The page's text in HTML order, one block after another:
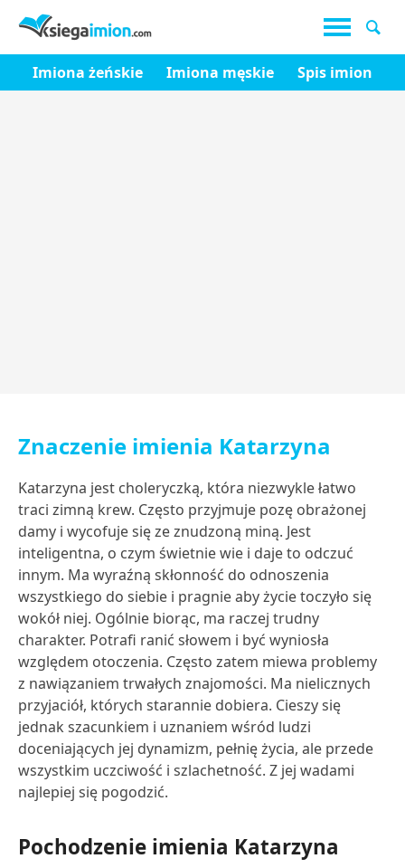
Imiona żeńskie Imiona męskie Spis imion
Znaczenie imienia Katarzyna
Katarzyna jest choleryczką, która niezwykle łatwo
traci zimną krew. Często przyjmuje pozę obrażonej
damy i wycofuje się ze znudzoną miną. Jest
inteligentna, o czym świetnie wie i daje to odczuć
innym. Ma wyraźną skłonność do odnoszenia
wszystkiego do siebie i pragnie aby życie toczyło się
wokół niej. Ogólnie biorąc, ma raczej trudny
charakter. Potrafi ranić słowem i być wyniosła
względem otoczenia. Często zatem miewa problemy
z nawiązaniem trwałych znajomości. Ma nielicznych
przyjaciół, których starannie dobiera. Cieszy się
jednak szacunkiem i uznaniem wśród ludzi
doceniających jej dynamizm, pełnię życia, ale przede
wszystkim uczciwość i szlachetność. Z jej wadami
najlepiej się pogodzić.
Pochodzenie imienia Katarzyna